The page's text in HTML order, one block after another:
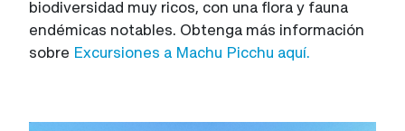
biodiversidad muy ricos, con una flora y fauna
endémicas notables. Obtenga más información
sobre Excursiones a Machu Picchu aquí.